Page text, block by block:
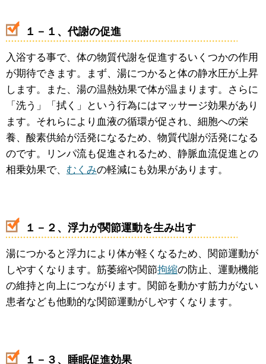
１－１、代謝の促進
入浴する事で、体の物質代謝を促進するいくつかの作用
が期待できます。まず、湯につかると体の静水圧が上昇
します。また、湯の温熱効果で体が温まります。さらに
「洗う」「拭く」という行為にはマッサージ効果があり
ます。それらにより血液の循環が促され、細胞への栄
養、酸素供給が活発になるため、物質代謝が活発になる
のです。リンパ流も促進されるため、静脈血流促進との
相乗効果で、 むくみの軽減にも効果があります。
１－２、浮力が関節運動を生み出す
湯につかると浮力により体が軽くなるため、関節運動が
しやすくなります。筋萎縮や関節拘縮の防止、運動機能
の維持と向上につながります。関節を動かす筋力がない
患者なども他動的な関節運動がしやすくなります。
１－３、睡眠促進効果